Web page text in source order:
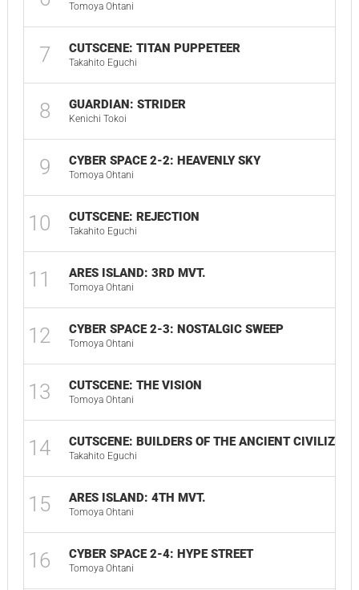
Tomoya Ohtani
7 CUTSCENE: TITAN PUPPETEER
Takahito Eguchi
8 GUARDIAN: STRIDER
Kenichi Tokoi
9 CYBER SPACE 2-2: HEAVENLY SKY
Tomoya Ohtani
10 CUTSCENE: REJECTION
Takahito Eguchi
11 ARES ISLAND: 3RD MVT.
Tomoya Ohtani
12 CYBER SPACE 2-3: NOSTALGIC SWEEP
Tomoya Ohtani
13 CUTSCENE: THE VISION
Tomoya Ohtani
14 CUTSCENE: BUILDERS OF THE ANCIENT
Takahito Eguchi
15 ARES ISLAND: 4TH MVT.
Tomoya Ohtani
16 CYBER SPACE 2-4: HYPE STREET
Tomoya Ohtani